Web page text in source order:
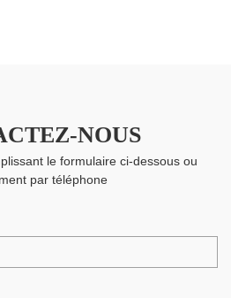
NOUS
le formulaire ci-dessous ou
par téléphone